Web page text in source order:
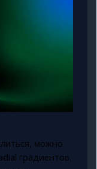
можно
градиентов.